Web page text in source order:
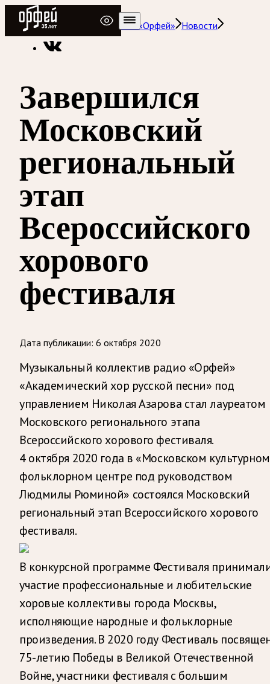
Радио Орфей
Радио классической музыки «Орфей» Новости
Завершился
Московский
региональный
этап
Всероссийского
хорового
фестиваля
Дата публикации: 6 октября 2020
Музыкальный коллектив радио «Орфей»
«Академический хор русской песни» под
управлением Николая Азарова стал лауреатом
Московского регионального этапа
Всероссийского хорового фестиваля.
4 октября 2020 года в «Московском культурном
фольклорном центре под руководством
Людмилы Рюминой» состоялся Московский
региональный этап Всероссийского хорового
фестиваля.
В конкурсной программе Фестиваля
участие профессиональные и любительские
хоровые коллективы города Москвы,
исполняющие народные и фольклорные
произведения. В 2020 году Фестиваль
75-летию Победы в Великой Отечественной
Войне, участники фестиваля с большим